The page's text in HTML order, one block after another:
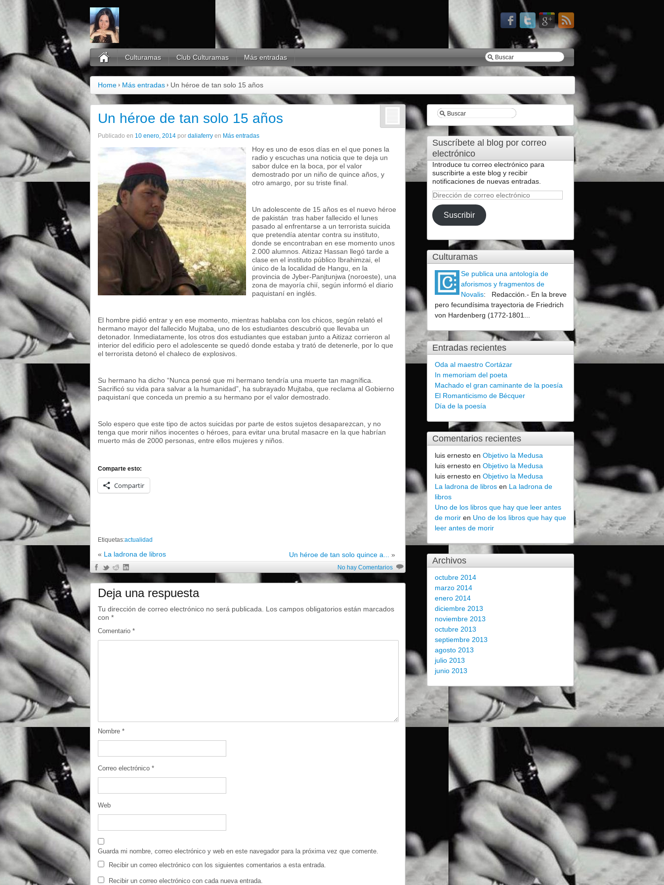
Culturamas Club Culturamas Más entradas
Home Más entradas Un héroe de tan solo 15 años
Un héroe de tan solo 15 años
Publicado en 10 enero, 2014 por daliaferry en Más entradas
Hoy es uno de esos días en el que pones la
radio y escuchas una noticia que te deja un
sabor dulce en la boca, por el valor
demostrado por un niño de quince años, y
otro amargo, por su triste final.
Un adolescente de 15 años es el nuevo héroe
de pakistán tras haber fallecido el lunes
pasado al enfrentarse a un terrorista suicida
que pretendía atentar contra su instituto,
donde se encontraban en ese momento unos
2.000 alumnos. Aitizaz Hassan llegó tarde a
clase en el instituto público Ibrahimzai, el
único de la localidad de Hangu, en la
provincia de Jyber-Panjtunjwa (noroeste), una
zona de mayoría chií, según informó el diario
paquistaní en inglés.
El hombre pidió entrar y en ese momento, mientras hablaba con los chicos, según relató el
hermano mayor del fallecido Mujtaba, uno de los estudiantes descubrió que llevaba un
detonador. Inmediatamente, los otros dos estudiantes que estaban junto a Aitizaz corrieron al
interior del edificio pero el adolescente se quedó donde estaba y trató de detenerle, por lo que
el terrorista detonó el chaleco de explosivos.
Su hermano ha dicho “Nunca pensé que mi hermano tendría una muerte tan magnífica.
Sacrificó su vida para salvar a la humanidad”, ha subrayado Mujtaba, que reclama al Gobierno
paquistaní que conceda un premio a su hermano por el valor demostrado.
Solo espero que este tipo de actos suicidas por parte de estos sujetos desaparezcan, y no
tenga que morir niños inocentes o héroes, para evitar una brutal masacre en la que habrían
muerto más de 2000 personas, entre ellos mujeres y niños.
Comparte esto:
Compartir
Etiquetas:actualidad
« La ladrona de libros Un héroe de tan solo quince a... »
No hay Comentarios
Deja una respuesta
Tu dirección de correo electrónico no será publicada.
Los campos obligatorios están marcados
con *
Comentario *
Nombre *
Correo electrónico *
Web
Guarda mi nombre, correo electrónico y web en este navegador para la próxima vez que comente.
Recibir un correo electrónico con los siguientes comentarios a esta entrada.
Recibir un correo electrónico con cada nueva entrada.
Suscríbete al blog por correo
electrónico
Introduce tu correo electrónico para
suscribirte a este blog y recibir
notificaciones de nuevas entradas.
Dirección
de
correo
electrónico
Suscribir
Culturamas
Se publica una antología de
aforismos y fragmentos de
Novalis:
Redacción.- En la breve
pero fecundísima trayectoria de Friedrich
von Hardenberg (1772-1801...
Entradas recientes
Oda al maestro Cortázar
In memoriam del poeta
Machado el gran caminante de la poesía
El Romanticismo de Bécquer
Día de la poesía
Comentarios recientes
luis ernesto enObjetivo la Medusa
luis ernesto enObjetivo la Medusa
luis ernesto enObjetivo la Medusa
La ladrona de libros en La ladrona de
libros
Uno de los libros que hay que leer antes
de morir en Uno de los libros que hay que
leer antes de morir
Archivos
octubre 2014
marzo 2014
enero 2014
diciembre 2013
noviembre 2013
octubre 2013
septiembre 2013
agosto 2013
julio 2013
junio 2013